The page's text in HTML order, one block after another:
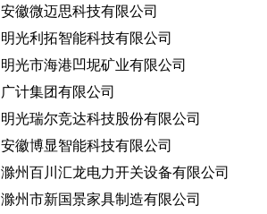
安徽微迈思科技有限公司
明光利拓智能科技有限公司
明光市海港凹坭矿业有限公司
广计集团有限公司
明光瑞尔竞达科技股份有限公司
安徽博显智能科技有限公司
滁州百川汇龙电力开关设备有限公司
滁州市新国景家具制造有限公司